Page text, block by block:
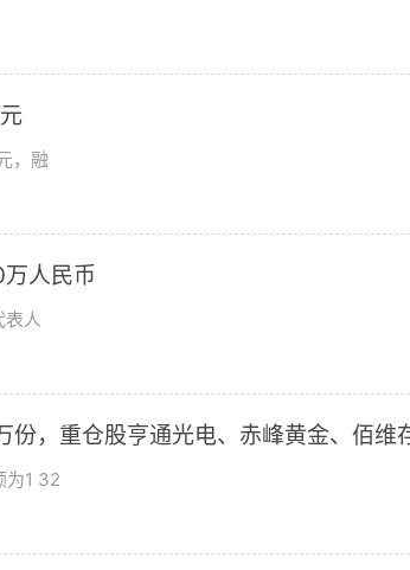
，融
人民币
表人
，重仓股亨通光电、赤峰黄金、佰维
为1 32